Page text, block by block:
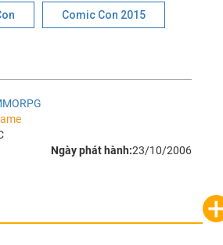
Comic Con 2015
Ngày phát hành:23/10/2006